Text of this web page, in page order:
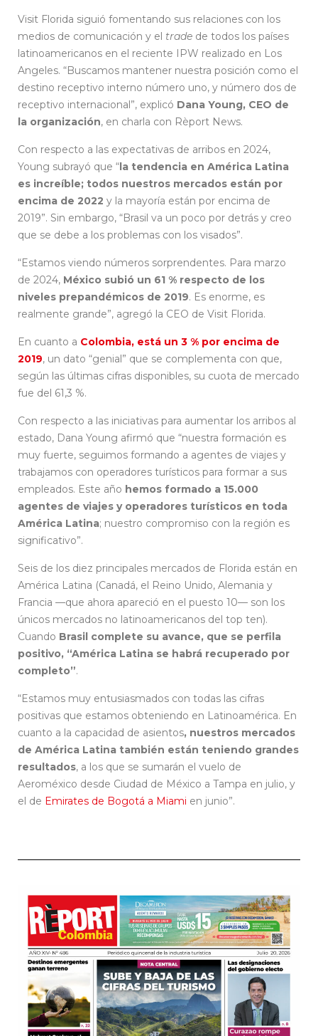
Visit Florida siguió fomentando sus relaciones con los
medios de comunicación y el trade de todos los países
latinoamericanos en el reciente IPW realizado en Los
Angeles. “Buscamos mantener nuestra posición como el
destino receptivo interno número uno, y número dos de
receptivo internacional”, explicó Dana Young, CEO de
la organización, en charla con Rèport News.
Con respecto a las expectativas de arribos en 2024,
Young subrayó que “la tendencia en América Latina
es increíble; todos nuestros mercados están por
encima de 2022 y la mayoría están por encima de
2019”. Sin embargo, “Brasil va un poco por detrás y creo
que se debe a los problemas con los visados”.
“Estamos viendo números sorprendentes. Para marzo
de 2024, México subió un 61 % respecto de los
niveles prepandémicos de 2019. Es enorme, es
realmente grande”, agregó la CEO de Visit Florida.
En cuanto a Colombia, está un 3 % por encima de
2019, un dato “genial” que se complementa con que,
según las últimas cifras disponibles, su cuota de mercado
fue del 61,3 %.
Con respecto a las iniciativas para aumentar los arribos al
estado, Dana Young afirmó que “nuestra formación es
muy fuerte, seguimos formando a agentes de viajes y
trabajamos con operadores turísticos para formar a sus
empleados. Este año hemos formado a 15.000
agentes de viajes y operadores turísticos en toda
América Latina; nuestro compromiso con la región es
significativo”.
Seis de los diez principales mercados de Florida están en
América Latina (Canadá, el Reino Unido, Alemania y
Francia —que ahora apareció en el puesto 10— son los
únicos mercados no latinoamericanos del top ten).
Cuando Brasil complete su avance, que se perfila
positivo, “América Latina se habrá recuperado por
completo”.
“Estamos muy entusiasmados con todas las cifras
positivas que estamos obteniendo en Latinoamérica. En
cuanto a la capacidad de asientos, nuestros mercados
de América Latina también están teniendo grandes
resultados, a los que se sumarán el vuelo de
Aeroméxico desde Ciudad de México a Tampa en julio, y
el de Emirates de Bogotá a Miami en junio”.